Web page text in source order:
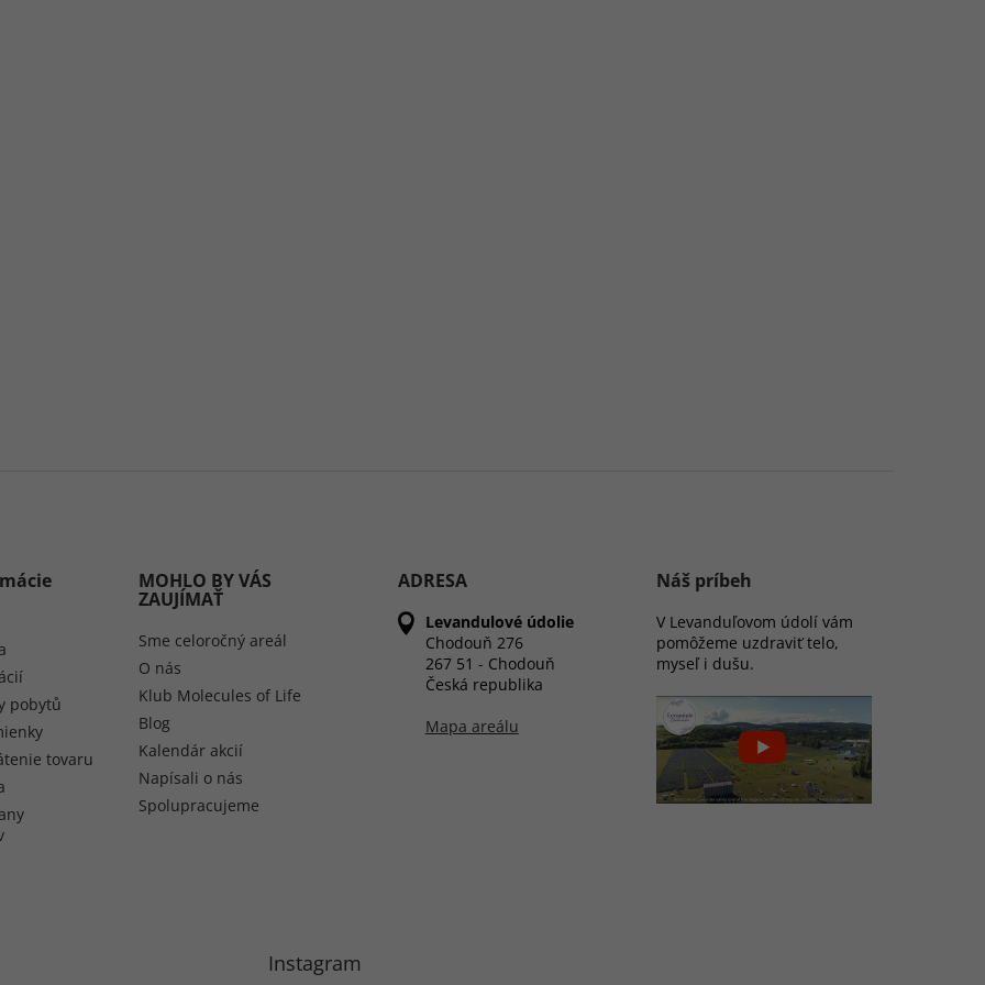
pobytů
tovaru
MOHLO BY VÁS
ZAUJÍMAŤ
Sme celoročný areál
O nás
Klub Molecules of Life
Blog
Kalendár akcií
Napísali o nás
Spolupracujeme
ADRESA
Levandulové údolie
Chodouň 276
267 51 - Chodouň
Česká republika
Mapa areálu
Náš príbeh
V Levanduľovom údolí vám
pomôžeme uzdraviť telo,
myseľ i dušu.
Instagram